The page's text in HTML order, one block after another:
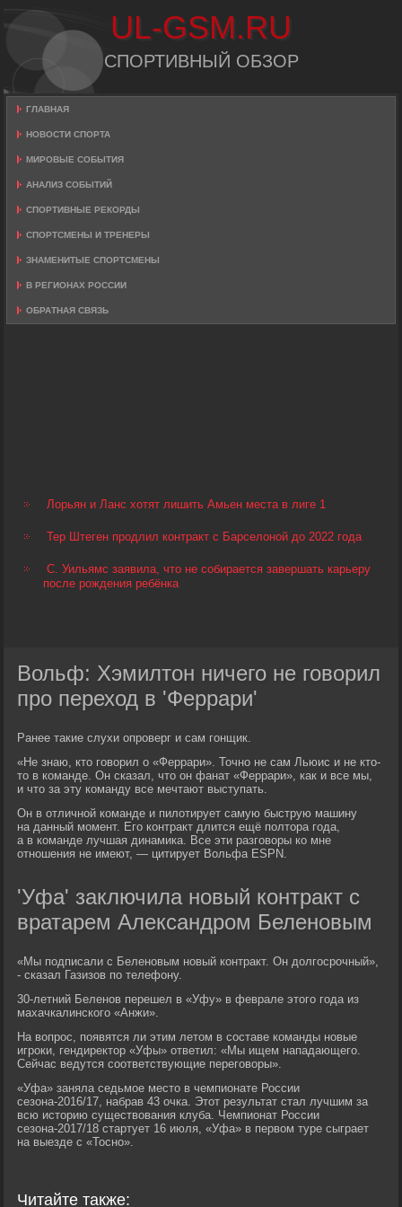
UL-GSM.RU
СПОРТИВНЫЙ ОБЗОР
ГЛАВНАЯ
НОВОСТИ СПОРТА
МИРОВЫЕ СОБЫТИЯ
АНАЛИЗ СОБЫТИЙ
СПОРТИВНЫЕ РЕКОРДЫ
СПОРТСМЕНЫ И ТРЕНЕРЫ
ЗНАМЕНИТЫЕ СПОРТСМЕНЫ
В РЕГИОНАХ РОССИИ
ОБРАТНАЯ СВЯЗЬ
Лорьян и Ланс хотят лишить Амьен места в лиге 1
Тер Штеген продлил контракт с Барселоной до 2022 года
С. Уильямс заявила, что не собирается завершать карьеру
после рождения ребёнка
Вольф: Хэмилтон ничего не говорил
про переход в 'Феррари'
Ранее такие слухи опроверг и сам гонщик.
«Не знаю, кто говорил о «Феррари». Точно не сам Льюис и не кто-
то в команде. Он сказал, что он фанат «Феррари», как и все мы,
и что за эту команду все мечтают выступать.
Он в отличной команде и пилотирует самую быструю машину
на данный момент. Его контракт длится ещё полтора года,
а в команде лучшая динамика. Все эти разговоры ко мне
отношения не имеют, — цитирует Вольфа ESPN.
'Уфа' заключила новый контракт с
вратарем Александром Беленовым
«Мы подписали с Беленовым новый контракт. Он долгосрочный»,
- сказал Газизов по телефону.
30-летний Беленов перешел в «Уфу» в феврале этого года из
махачкалинского «Анжи».
На вопрос, появятся ли этим летом в составе команды новые
игроки, гендиректор «Уфы» ответил: «Мы ищем нападающего.
Сейчас ведутся соответствующие переговоры».
«Уфа» заняла седьмое место в чемпионате России
сезона-2016/17, набрав 43 очка. Этот результат стал лучшим за
всю историю существования клуба. Чемпионат России
сезона-2017/18 стартует 16 июля, «Уфа» в первом туре сыграет
на выезде с «Тосно».
Читайте также: